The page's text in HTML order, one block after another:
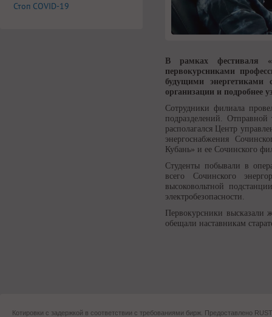
В рамках фестиваля
первокурсниками
будущими энергетиками
организации и подробнее
Сотрудники филиала
подразделений.
располагался Центр
энергоснабжения
Кубань» и ее Сочинского
Студенты побывали в
всего Сочинского
высоковольтной
электробезопасности.
Первокурсники высказали
обещали наставникам
Стоп COVID-19
Котировки с задержкой в соответствии с требованиями бирж. Предоставлено